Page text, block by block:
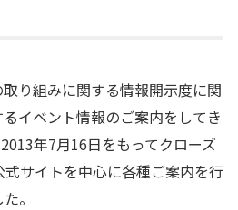
り組みに関する情報開示度に関
イベント情報のご案内をしてき
年7月16日をもってクローズ
サイトを中心に各種ご案内を行
。